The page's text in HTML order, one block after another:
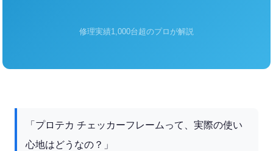
修理実績1,000台超のプロが解説
「プロテカ チェッカーフレームって、実際の使い
心地はどうなの？」